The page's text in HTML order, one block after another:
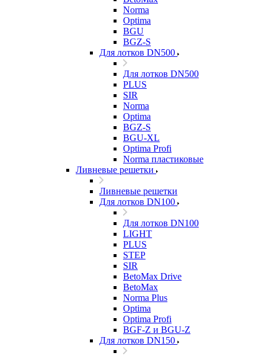
Norma
Optima
BGU
BGZ-S
Для лотков DN500
Для лотков DN500
PLUS
SIR
Norma
Optima
BGZ-S
BGU-XL
Optima Profi
Norma пластиковые
Ливневые решетки
Ливневые решетки
Для лотков DN100
Для лотков DN100
LIGHT
PLUS
STEP
SIR
BetoMax Drive
BetoMax
Norma Plus
Optima
Optima Profi
BGF-Z и BGU-Z
Для лотков DN150